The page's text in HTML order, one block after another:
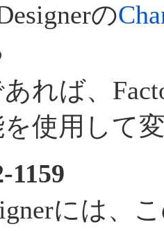
の
れば、
使用して
1159
には、